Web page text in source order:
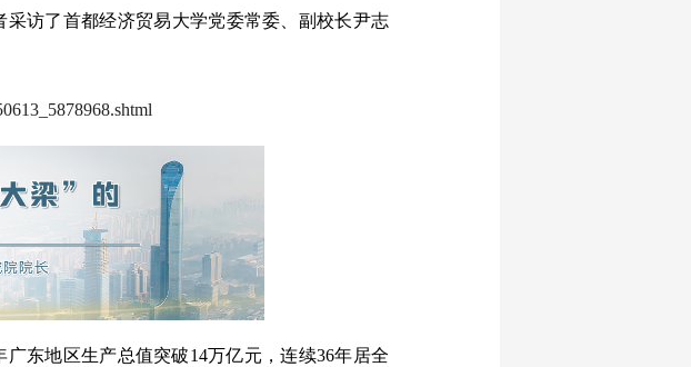
访了首都经济贸易大学党委常委、副校长尹志
东地区生产总值突破14万亿元，连续36年居全